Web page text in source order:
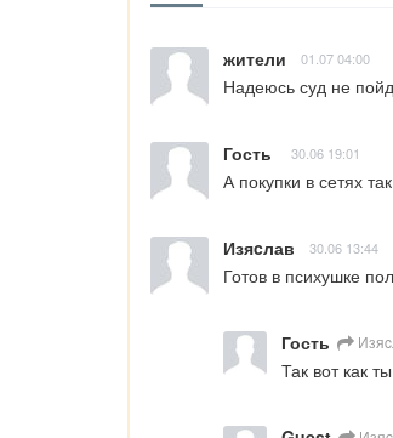
жители 01.07 04:00
Надеюсь суд не
Гость 30.06 19:01
А покупки в сетях
Изяcлав 30.06 13:44
Готов в психушке
Гость
Так вот как